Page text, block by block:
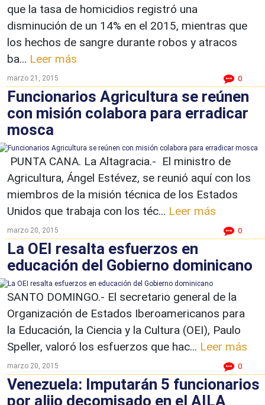
que la tasa de homicidios registró una
disminución de un 14% en el 2015, mientras que
los hechos de sangre durante robos y atracos
ba... Leer más
marzo 21, 2015 0
Funcionarios Agricultura se reúnen
con misión colabora para erradicar
mosca
PUNTA CANA. La Altagracia.- El ministro de
Agricultura, Ángel Estévez, se reunió aquí con los
miembros de la misión técnica de los Estados
Unidos que trabaja con los téc... Leer más
marzo 20, 2015 0
La OEI resalta esfuerzos en
educación del Gobierno dominicano
SANTO DOMINGO.- El secretario general de la
Organización de Estados Iberoamericanos para
la Educación, la Ciencia y la Cultura (OEI), Paulo
Speller, valoró los esfuerzos que hac... Leer más
marzo 20, 2015 0
Venezuela: Imputarán 5 funcionarios
por alijo decomisado en el AILA